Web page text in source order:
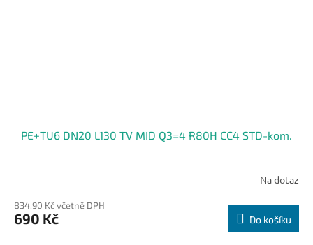
PE+TU6 DN20 L130 TV MID Q3=4 R80H CC4 STD-kom.
Na dotaz
834,90 Kč včetně DPH
690 Kč Do košíku